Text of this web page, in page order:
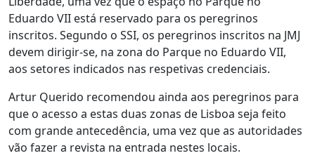
Eduardo VII está reservado para os peregrinos
inscritos. Segundo o SSI, os peregrinos inscritos na JMJ
devem dirigir-se, na zona do Parque no Eduardo VII,
aos setores indicados nas respetivas credenciais.
Artur Querido recomendou ainda aos peregrinos para
que o acesso a estas duas zonas de Lisboa seja feito
com grande antecedência, uma vez que as autoridades
vão fazer a revista na entrada nestes locais.